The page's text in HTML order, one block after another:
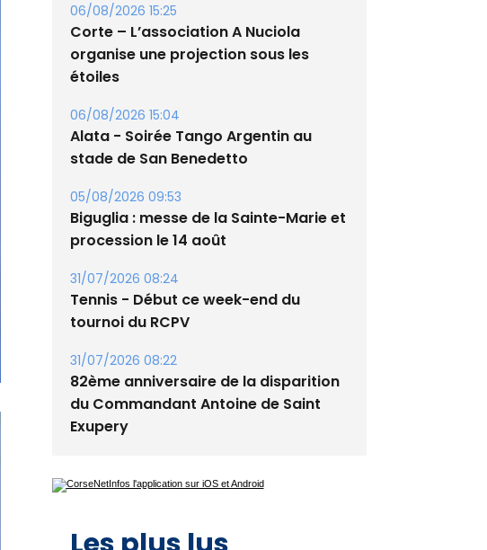
06/08/2026 15:25
Corte – L’association A Nuciola
organise une projection sous les
étoiles
06/08/2026 15:04
Alata - Soirée Tango Argentin au
stade de San Benedetto
05/08/2026 09:53
Biguglia : messe de la Sainte-Marie et
procession le 14 août
31/07/2026 08:24
Tennis - Début ce week-end du
tournoi du RCPV
31/07/2026 08:22
82ème anniversaire de la disparition
du Commandant Antoine de Saint
Exupery